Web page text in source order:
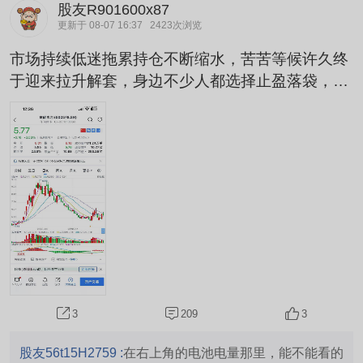
股友R901600x87
更新于 08-07 16:37 2423次浏览
市场持续低迷拖累持仓不断缩水，苦苦等候许久终
于迎来拉升解套，身边不少人都选择止盈落袋，唯
独我还在期待后续大涨不肯卖出，突如其来的调整
快速打压股价，所有浮盈全部消失，仓位重回亏损
被套状态。
3 209 3
股友56t15H2759 :在右上角的电池电量那里，能不能看的